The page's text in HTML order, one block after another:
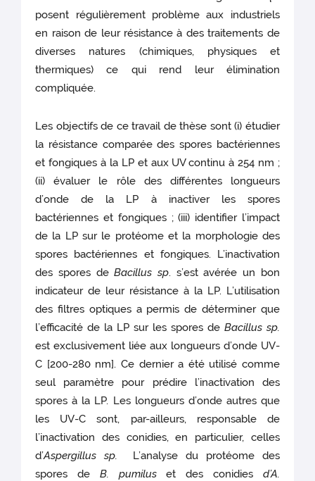
posent régulièrement problème aux industriels
en raison de leur résistance à des traitements de
diverses natures (chimiques, physiques et
thermiques) ce qui rend leur élimination
compliquée.
Les objectifs de ce travail de thèse sont (i) étudier
la résistance comparée des spores bactériennes
et fongiques à la LP et aux UVcontinu à 254 nm ;
(ii) évaluer le rôle des différentes longueurs
d’onde de la LP à inactiver les spores
bactériennes et fongiques ; (iii) identifier l’impact
de la LP sur le protéome et la morphologie des
spores bactériennes et fongiques. L’inactivation
des spores deBacillus sp. s’est avérée un bon
indicateur de leur résistance à la LP. L’utilisation
des filtres optiques a permis de déterminer que
l’efficacité de la LP sur les spores de Bacillus sp.
est exclusivement liée aux longueurs d’onde UV-
C [200-280 nm]. Ce dernier a été utilisé comme
seul paramètre pour prédire l’inactivation des
spores à la LP. Les longueurs d’onde autres que
les UV-C sont, par-ailleurs, responsable de
l’inactivation des conidies, en particulier, celles
d’Aspergillus sp. L’analyse du protéome des
spores de B. pumiluset des conidies d’A.